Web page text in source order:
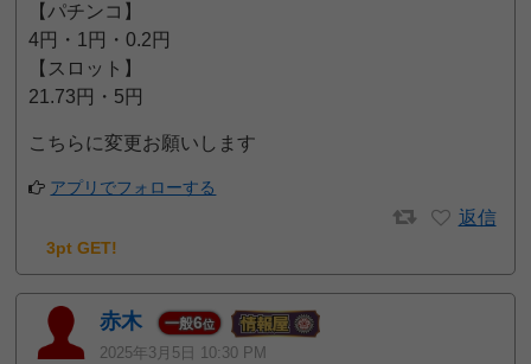
【パチンコ】
4円・1円・0.2円
【スロット】
21.73円・5円
こちらに変更お願いします
アプリでフォローする
返信
3pt GET!
赤木 一般6位
2025年3月5日 10:30 PM